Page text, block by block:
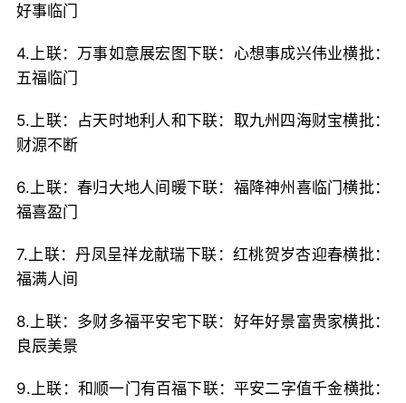
好事临门
4.上联：万事如意展宏图下联：心想事成兴伟业横批：
五福临门
5.上联：占天时地利人和下联：取九州四海财宝横批：
财源不断
6.上联：春归大地人间暖下联：福降神州喜临门横批：
福喜盈门
7.上联：丹凤呈祥龙献瑞下联：红桃贺岁杏迎春横批：
福满人间
8.上联：多财多福平安宅下联：好年好景富贵家横批：
良辰美景
9.上联：和顺一门有百福下联：平安二字值千金横批：